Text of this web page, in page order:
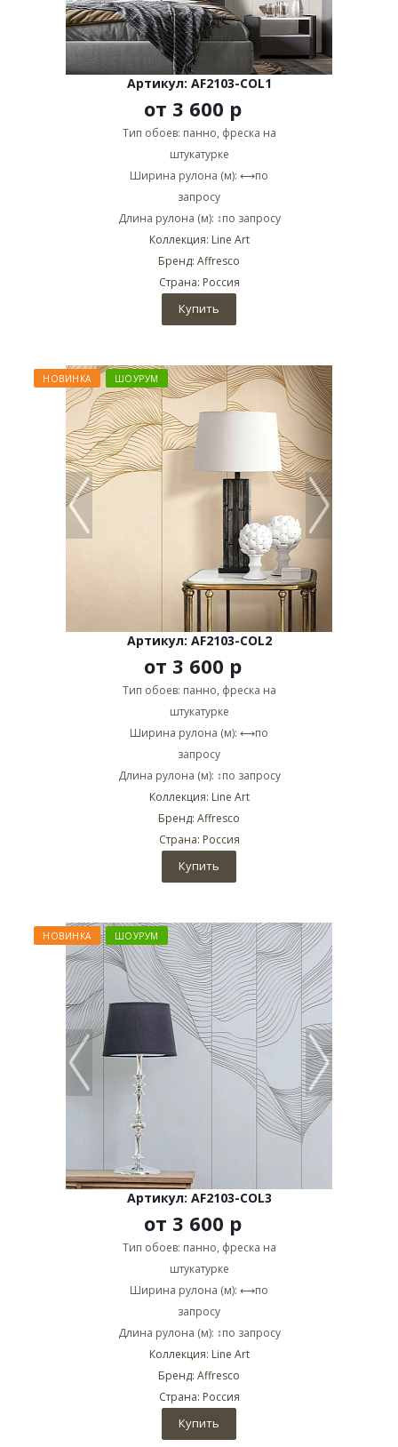
Артикул: AF2103-COL1
от 3 600 р
Тип обоев: панно, фреска на
штукатурке
Ширина рулона (м): ⟷по
запросу
Длина рулона (м): ↕по запросу
Коллекция: Line Art
Бренд: Affresco
Страна: Россия
Купить
НОВИНКА ШОУРУМ
Артикул: AF2103-COL2
от 3 600 р
Тип обоев: панно, фреска на
штукатурке
Ширина рулона (м): ⟷по
запросу
Длина рулона (м): ↕по запросу
Коллекция: Line Art
Бренд: Affresco
Страна: Россия
Купить
НОВИНКА ШОУРУМ
Артикул: AF2103-COL3
от 3 600 р
Тип обоев: панно, фреска на
штукатурке
Ширина рулона (м): ⟷по
запросу
Длина рулона (м): ↕по запросу
Коллекция: Line Art
Бренд: Affresco
Страна: Россия
Купить